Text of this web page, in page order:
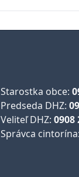
Starostka obce:
Predseda DHZ:
Veliteľ DHZ: 0908
Správca cintorína: